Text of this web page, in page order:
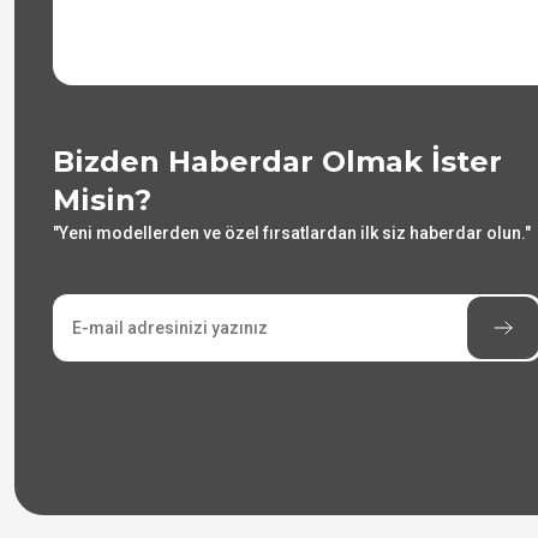
Bizden Haberdar Olmak İster
Misin?
"Yeni modellerden ve özel fırsatlardan ilk siz haberdar olun."